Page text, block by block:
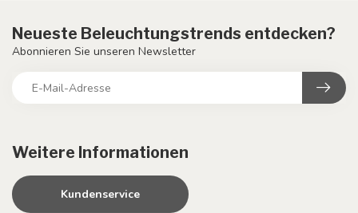
Weitere Informationen
Kundenservice
Neueste Beleuchtungstrends entdecken?
Abonnieren Sie unseren Newsletter